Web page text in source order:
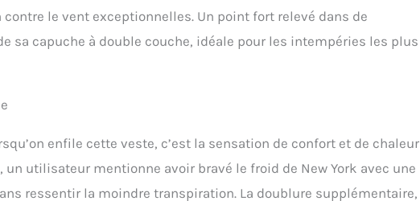
le vent exceptionnelles. Un point fort relevé dans de
sa capuche à double couche, idéale pour les intempéries les plus
enfile cette veste, c’est la sensation de confort et de chaleur
un utilisateur mentionne avoir bravé le froid de New York avec une
ressentir la moindre transpiration. La doublure supplémentaire,